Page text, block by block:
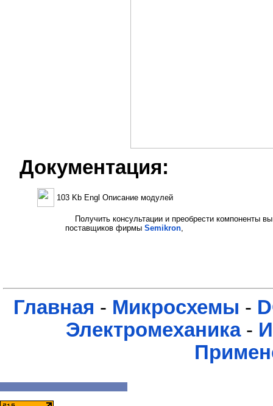
Документация:
103 Kb Engl Описание модулей
Получить консультации и преобрести компоненты
поставщиков фирмы Semikron,
Главная - Микросхемы -
Электромеханика-